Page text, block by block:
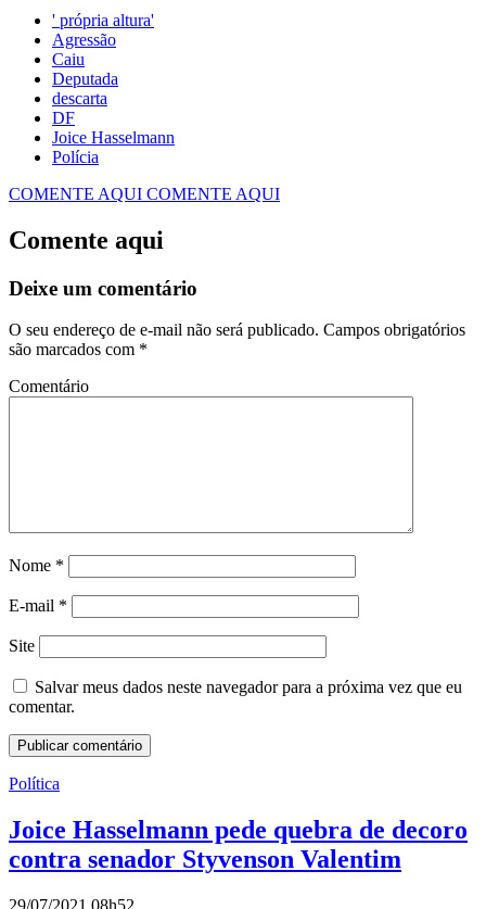
' própria altura'
Agressão
Caiu
Deputada
descarta
DF
Joice Hasselmann
Polícia
COMENTE AQUI COMENTE AQUI
Comente aqui
Deixe um comentário
O seu endereço de e-mail não será publicado. Campos obrigatórios
são marcados com *
Comentário
Nome *
E-mail *
Site
Salvar meus dados neste navegador para a próxima vez que eu
comentar.
Política
Joice Hasselmann pede quebra de decoro
contra senador Styvenson Valentim
29/07/2021 08h52